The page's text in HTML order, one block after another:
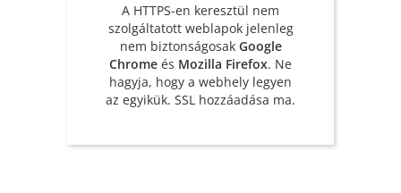
A HTTPS-en keresztül nem
szolgáltatott weblapok jelenleg
nem biztonságosak Google
Chrome és Mozilla Firefox. Ne
hagyja, hogy a webhely legyen
az egyikük. SSL hozzáadása ma.